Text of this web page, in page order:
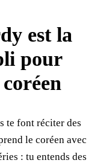
est la
pour
te font réciter des
le coréen avec
: tu entends des